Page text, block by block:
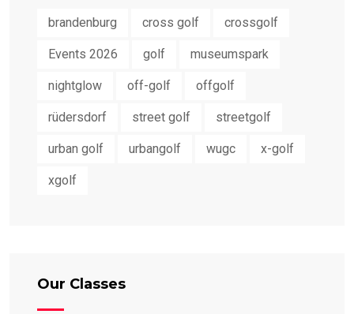
brandenburg cross golf crossgolf
Events 2026 golf museumspark
nightglow off-golf offgolf
rüdersdorf street golf streetgolf
urban golf urbangolf wugc x-golf
xgolf
Our Classes